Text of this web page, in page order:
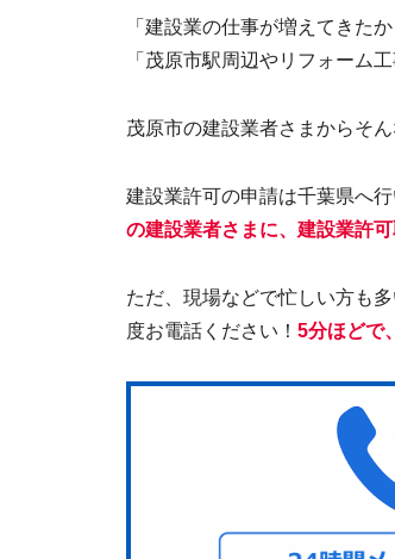
「建設業の仕事が増えてきた
「茂原市駅周辺やリフォーム
茂原市の建設業者さまからそ
建設業許可の申請は千葉県へ
の建設業者さまに、建設業許
ただ、現場などで忙しい方も
度お電話ください！ 5分ほどで